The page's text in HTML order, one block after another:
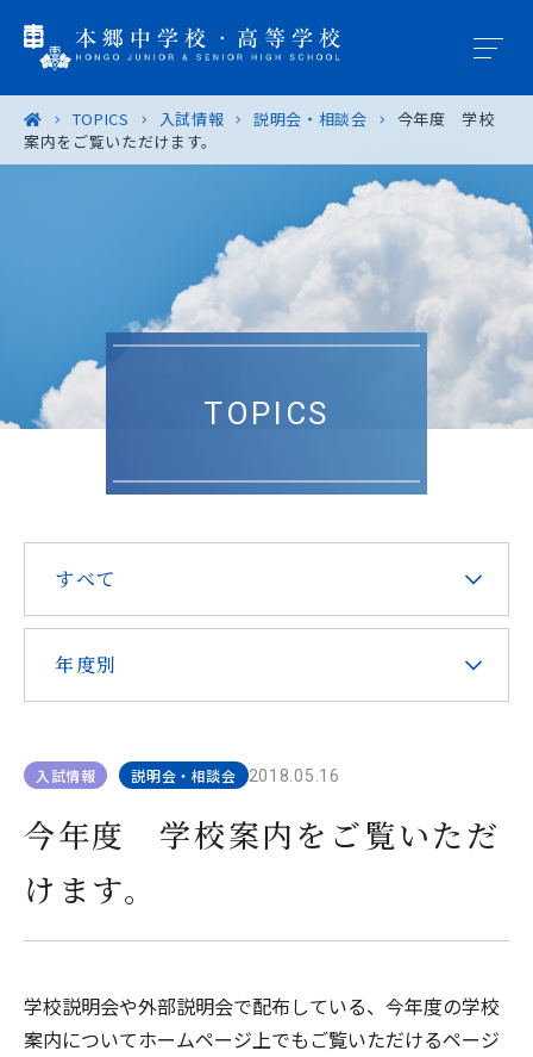
学園概要
入試案内
進路・進学
卒業生の皆様へ
在校生・保護者の皆様へ
お問い合わせ アクセス
教職員採用
リンク
このサイトについて
TOPICS 入試情報 説明会・相談会
今年度 学校
案内をご覧いただけます。
TOPICS
すべて
年度別
入試情報 説明会・相談会 2018.05.16
今年度 学校案内をご覧いただ
けます。
学校説明会や外部説明会で配布している、今年度の学校
案内についてホームページ上でもご覧いただけるページ